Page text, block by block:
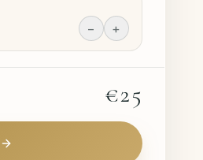
− +
€25